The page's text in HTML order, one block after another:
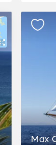
Max